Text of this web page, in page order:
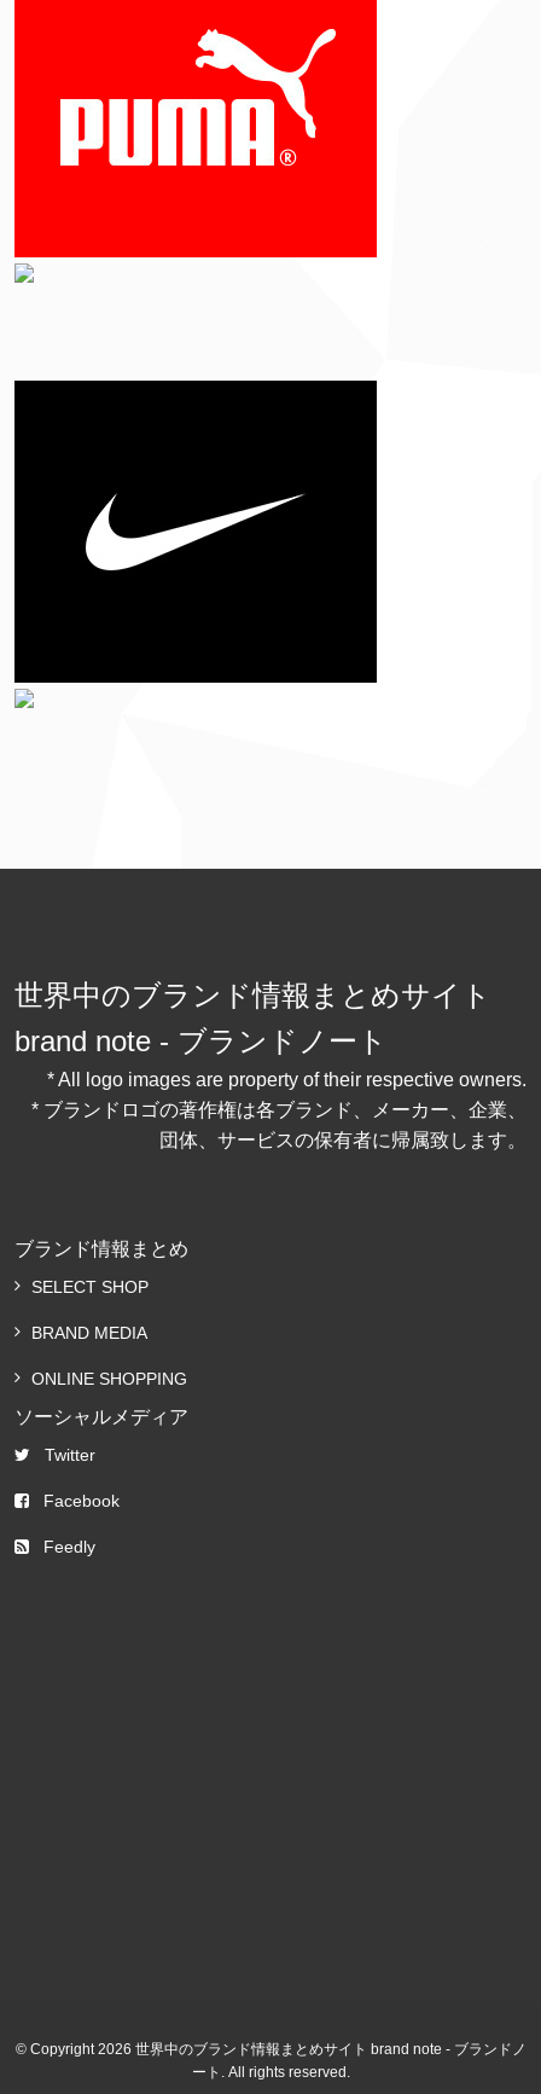
世界中のブランド情報まとめサイト
brand note - ブランドノート
* All logo images are property of their respective owners.
* ブランドロゴの著作権は各ブランド、メーカー、企業、
団体、サービスの保有者に帰属致します。
ブランド情報まとめ
SELECT SHOP
BRAND MEDIA
ONLINE SHOPPING
ソーシャルメディア
Twitter
Facebook
Feedly
© Copyright 2026 世界中のブランド情報まとめサイト brand note - ブランドノ
ート. All rights reserved.